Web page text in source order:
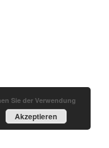
Sie der Verwendung
Akzeptieren